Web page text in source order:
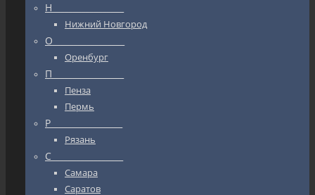
Н_________________
Нижний Новгород
О_________________
Оренбург
П_________________
Пенза
Пермь
Р_________________
Рязань
С_________________
Самара
Саратов